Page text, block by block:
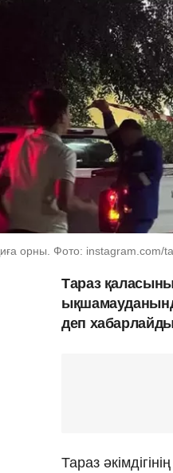
орны. Фото: instagram.com/
Тараз
деп
Тараз әкімдігінің